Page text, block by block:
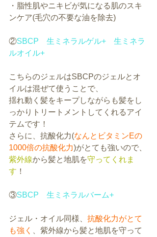
・脂性肌やニキビが気になる肌のスキ
ンケア(毛穴の不要な油を除去)
②SBCP　生ミネラルゲル+　生ミネラ
ルオイル+
こちらのジェルはSBCPのジェルとオ
イルは混ぜて使うことで、
揺れ動く髪をキープしながらも髪をし
っかりトリートメントしてくれるアイ
テムです！
さらに、抗酸化力(なんとビタミンEの
1000倍の抗酸化力)がとても強いので、
紫外線から髪と地肌を守ってくれま
す ！
③SBCP　生ミネラルバーム+
ジェル・オイル同様、 抗酸化力がとて
も強く
、紫外線から髪と地肌を守って